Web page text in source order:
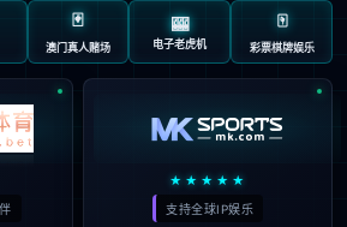
NEWS INFORMATION